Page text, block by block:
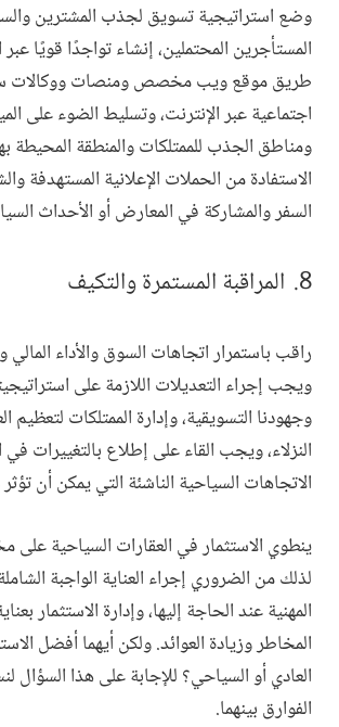
وضع استراتيجية تسويق لجذب المشترين
المستأجرين المحتملين، إنشاء تواجدًا قويًا
طريق موقع ويب مخصص ومنصات ووكالات
اجتماعية عبر الإنترنت، وتسليط الضوء على
ومناطق الجذب للممتلكات والمنطقة المحيطة
الاستفادة من الحملات الإعلانية المستهدفة
السفر والمشاركة في المعارض أو الأحداث
المراقبة المستمرة والتكيف
راقب باستمرار اتجاهات السوق والأداء المالي
ويجب إجراء التعديلات اللازمة على
وجهودنا التسويقية، وإدارة الممتلكات
النزلاء، ويجب القاء على إطلاع بالتغييرات في
الاتجاهات السياحية الناشئة التي يمكن أن
ينطوي الاستثمار في العقارات السياحية على
لذلك من الضروري إجراء العناية الواجبة
المهنية عند الحاجة إليها، وإدارة الاستثمار
المخاطر وزيادة العوائد. ولكن أيهما أفضل
العادي أو السياحي؟ للإجابة على هذا السؤال
الفوارق بينهما.